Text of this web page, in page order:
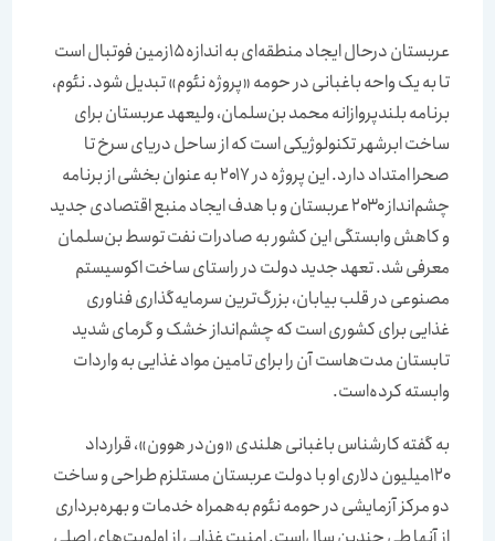
عربستان درحال ایجاد منطقه‌ای به اندازه ۱۵زمین فوتبال است
تا به یک واحه باغبانی در حومه «پروژه نئوم» تبدیل شود. نئوم،
برنامه بلندپروازانه محمد بن‌‌‌‌‌‌‌‌سلمان، ولیعهد عربستان برای
ساخت ابرشهر تکنولوژیکی است که از ساحل دریای سرخ تا
صحرا امتداد دارد. این پروژه در ۲۰۱۷ به ‌‌‌‌‌‌‌‌‌‌‌‌‌‌‌‌عنوان بخشی از برنامه
چشم‌‌‌‌‌‌‌‌انداز ۲۰۳۰ عربستان و با هدف ایجاد منبع اقتصادی جدید
و کاهش وابستگی این کشور به صادرات نفت توسط بن‌سلمان
معرفی شد. تعهد جدید دولت در راستای ساخت اکوسیستم
مصنوعی در قلب بیابان، بزرگ‌ترین سرمایه‌گذاری فناوری
غذایی برای کشوری است که چشم‌‌‌‌‌‌‌‌انداز خشک و گرمای شدید
تابستان مدت‌هاست آن را برای تامین مواد غذایی به واردات
وابسته کرده‌است.
به گفته کارشناس باغبانی هلندی «ون‌در هوون»، قرارداد
۱۲۰‌میلیون دلاری او با دولت عربستان مستلزم طراحی و ساخت
دو مرکز آزمایشی در حومه نئوم به‌همراه خدمات و بهره‌‌‌‌‌‌‌‌برداری